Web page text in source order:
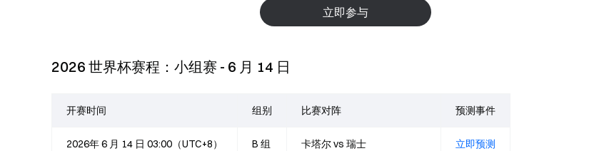
立即参与
2026 世界杯赛程：小组赛 - 6 月 14 日
开赛时间 组别 比赛对阵 预测事件
2026年 6 月 14 日 03:00（UTC+8） B 组 卡塔尔 vs 瑞士 立即预测